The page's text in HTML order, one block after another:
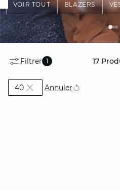
VOIR TOUT
BLAZERS
Filtrer 1 17
40Currently Refined by Tailles:
Annuler